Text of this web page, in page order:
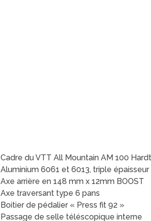
Cadre du VTT All Mountain AM 100
Aluminium 6061 et 6013, triple épaisseur
Axe arrière en 148 mm x 12mm BOOST
Axe traversant type 6 pans
Boitier de pédalier « Press fit 92 »
Passage de selle téléscopique interne